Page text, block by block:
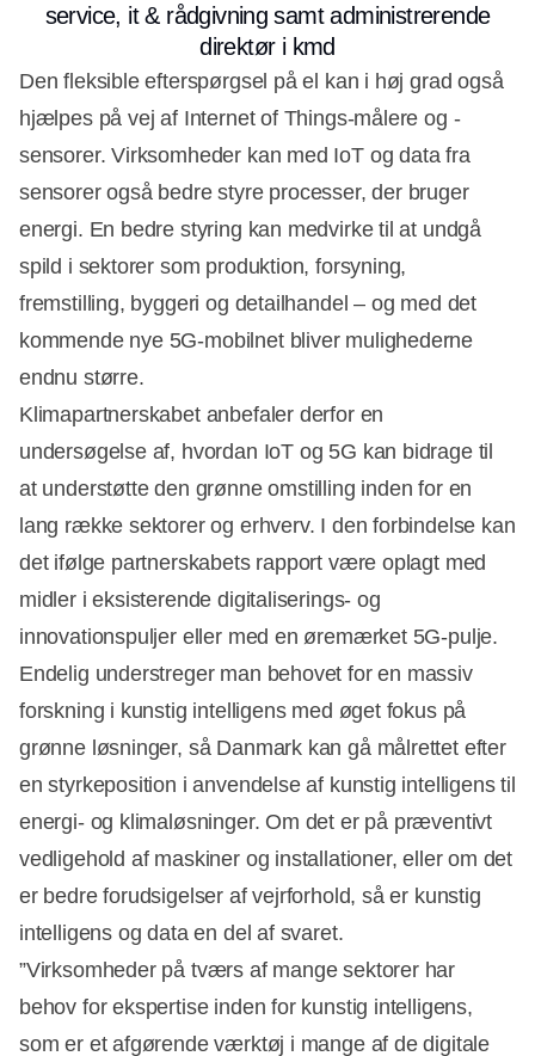
service, it & rådgivning samt administrerende
direktør i kmd
Den fleksible efterspørgsel på el kan i høj grad også
hjælpes på vej af Internet of Things-målere og -
sensorer. Virksomheder kan med IoT og data fra
sensorer også bedre styre processer, der bruger
energi. En bedre styring kan medvirke til at undgå
spild i sektorer som produktion, forsyning,
fremstilling, byggeri og detailhandel – og med det
kommende nye 5G-mobilnet bliver mulighederne
endnu større.
Klimapartnerskabet anbefaler derfor en
undersøgelse af, hvordan IoT og 5G kan bidrage til
at understøtte den grønne omstilling inden for en
lang række sektorer og erhverv. I den forbindelse kan
det ifølge partnerskabets rapport være oplagt med
midler i eksisterende digitaliserings- og
innovationspuljer eller med en øremærket 5G-pulje.
Endelig understreger man behovet for en massiv
forskning i kunstig intelligens med øget fokus på
grønne løsninger, så Danmark kan gå målrettet efter
en styrkeposition i anvendelse af kunstig intelligens til
energi- og klimaløsninger. Om det er på præventivt
vedligehold af maskiner og installationer, eller om det
er bedre forudsigelser af vejrforhold, så er kunstig
intelligens og data en del af svaret.
”Virksomheder på tværs af mange sektorer har
behov for ekspertise inden for kunstig intelligens,
som er et afgørende værktøj i mange af de digitale